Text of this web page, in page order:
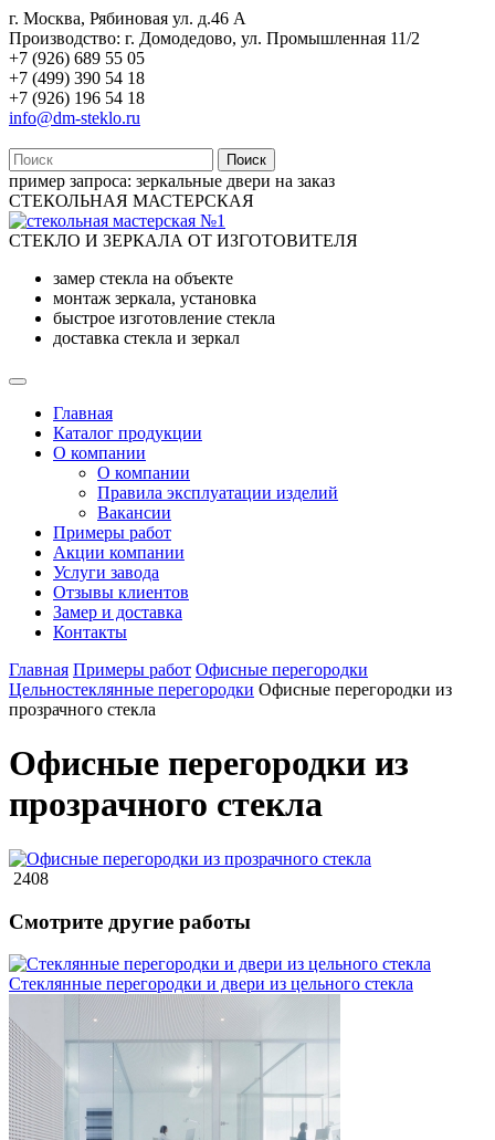
г. Москва, Рябиновая ул. д.46 А
Производство: г. Домодедово, ул. Промышленная 11/2
+7 (926) 689 55 05
+7 (499) 390 54 18
+7 (926) 196 54 18
info@dm-steklo.ru
Поиск
пример запроса: зеркальные двери на заказ
СТЕКОЛЬНАЯ МАСТЕРСКАЯ
СТЕКЛО И ЗЕРКАЛА ОТ ИЗГОТОВИТЕЛЯ
замер стекла на объекте
монтаж зеркала, установка
быстрое изготовление стекла
доставка стекла и зеркал
Главная
Каталог продукции
О компании
О компании
Правила эксплуатации изделий
Вакансии
Примеры работ
Акции компании
Услуги завода
Отзывы клиентов
Замер и доставка
Контакты
Главная Примеры работ Офисные перегородки
Цельностеклянные перегородки Офисные перегородки из
прозрачного стекла
Офисные перегородки из
прозрачного стекла
2408
Смотрите другие работы
Стеклянные перегородки и двери из цельного стекла